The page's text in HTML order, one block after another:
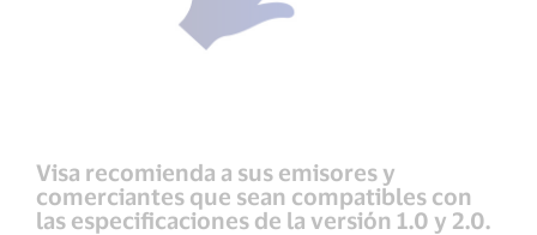
Visa recomienda a sus emisores y
comerciantes que sean compatibles con
las especificaciones de la versión 1.0 y 2.0.